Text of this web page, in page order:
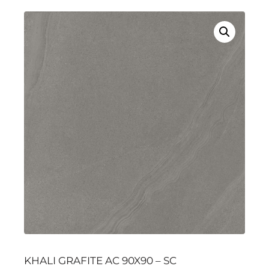
KHALI GRAFITE AC 90X90 – SC